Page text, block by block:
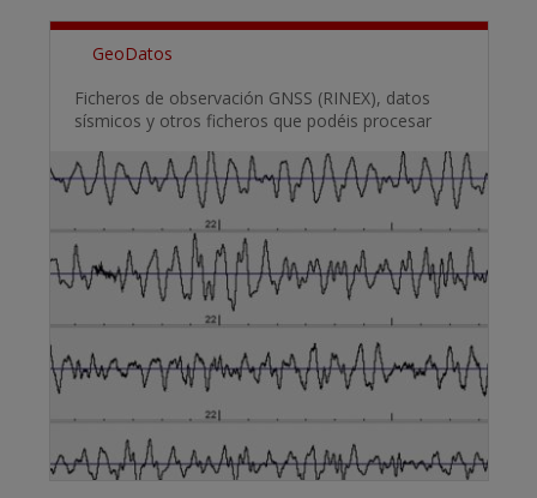
GeoDatos
Ficheros de observación GNSS (RINEX), datos
sísmicos y otros ficheros que podéis procesar